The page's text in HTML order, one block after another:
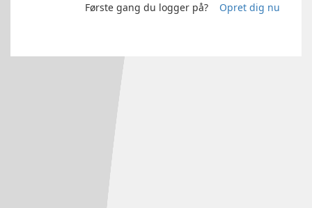
Første gang du logger på?
Opret dig nu